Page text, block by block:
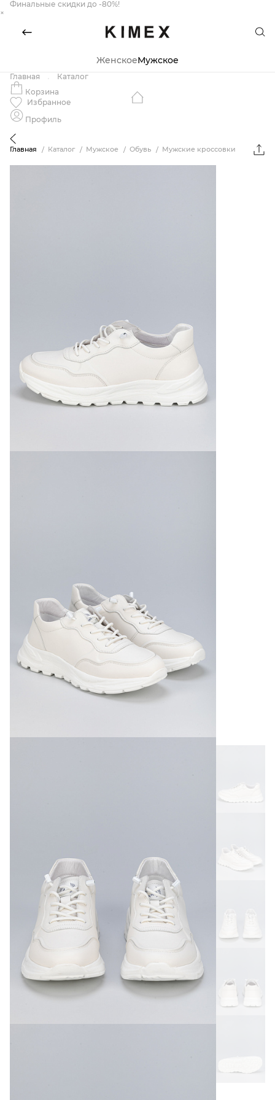
Финальные скидки до -80%!
×
ЖенскоеМужское
Главная
Каталог
Корзина
Избранное
Профиль
Главная Каталог Мужское Обувь Мужские кроссовки